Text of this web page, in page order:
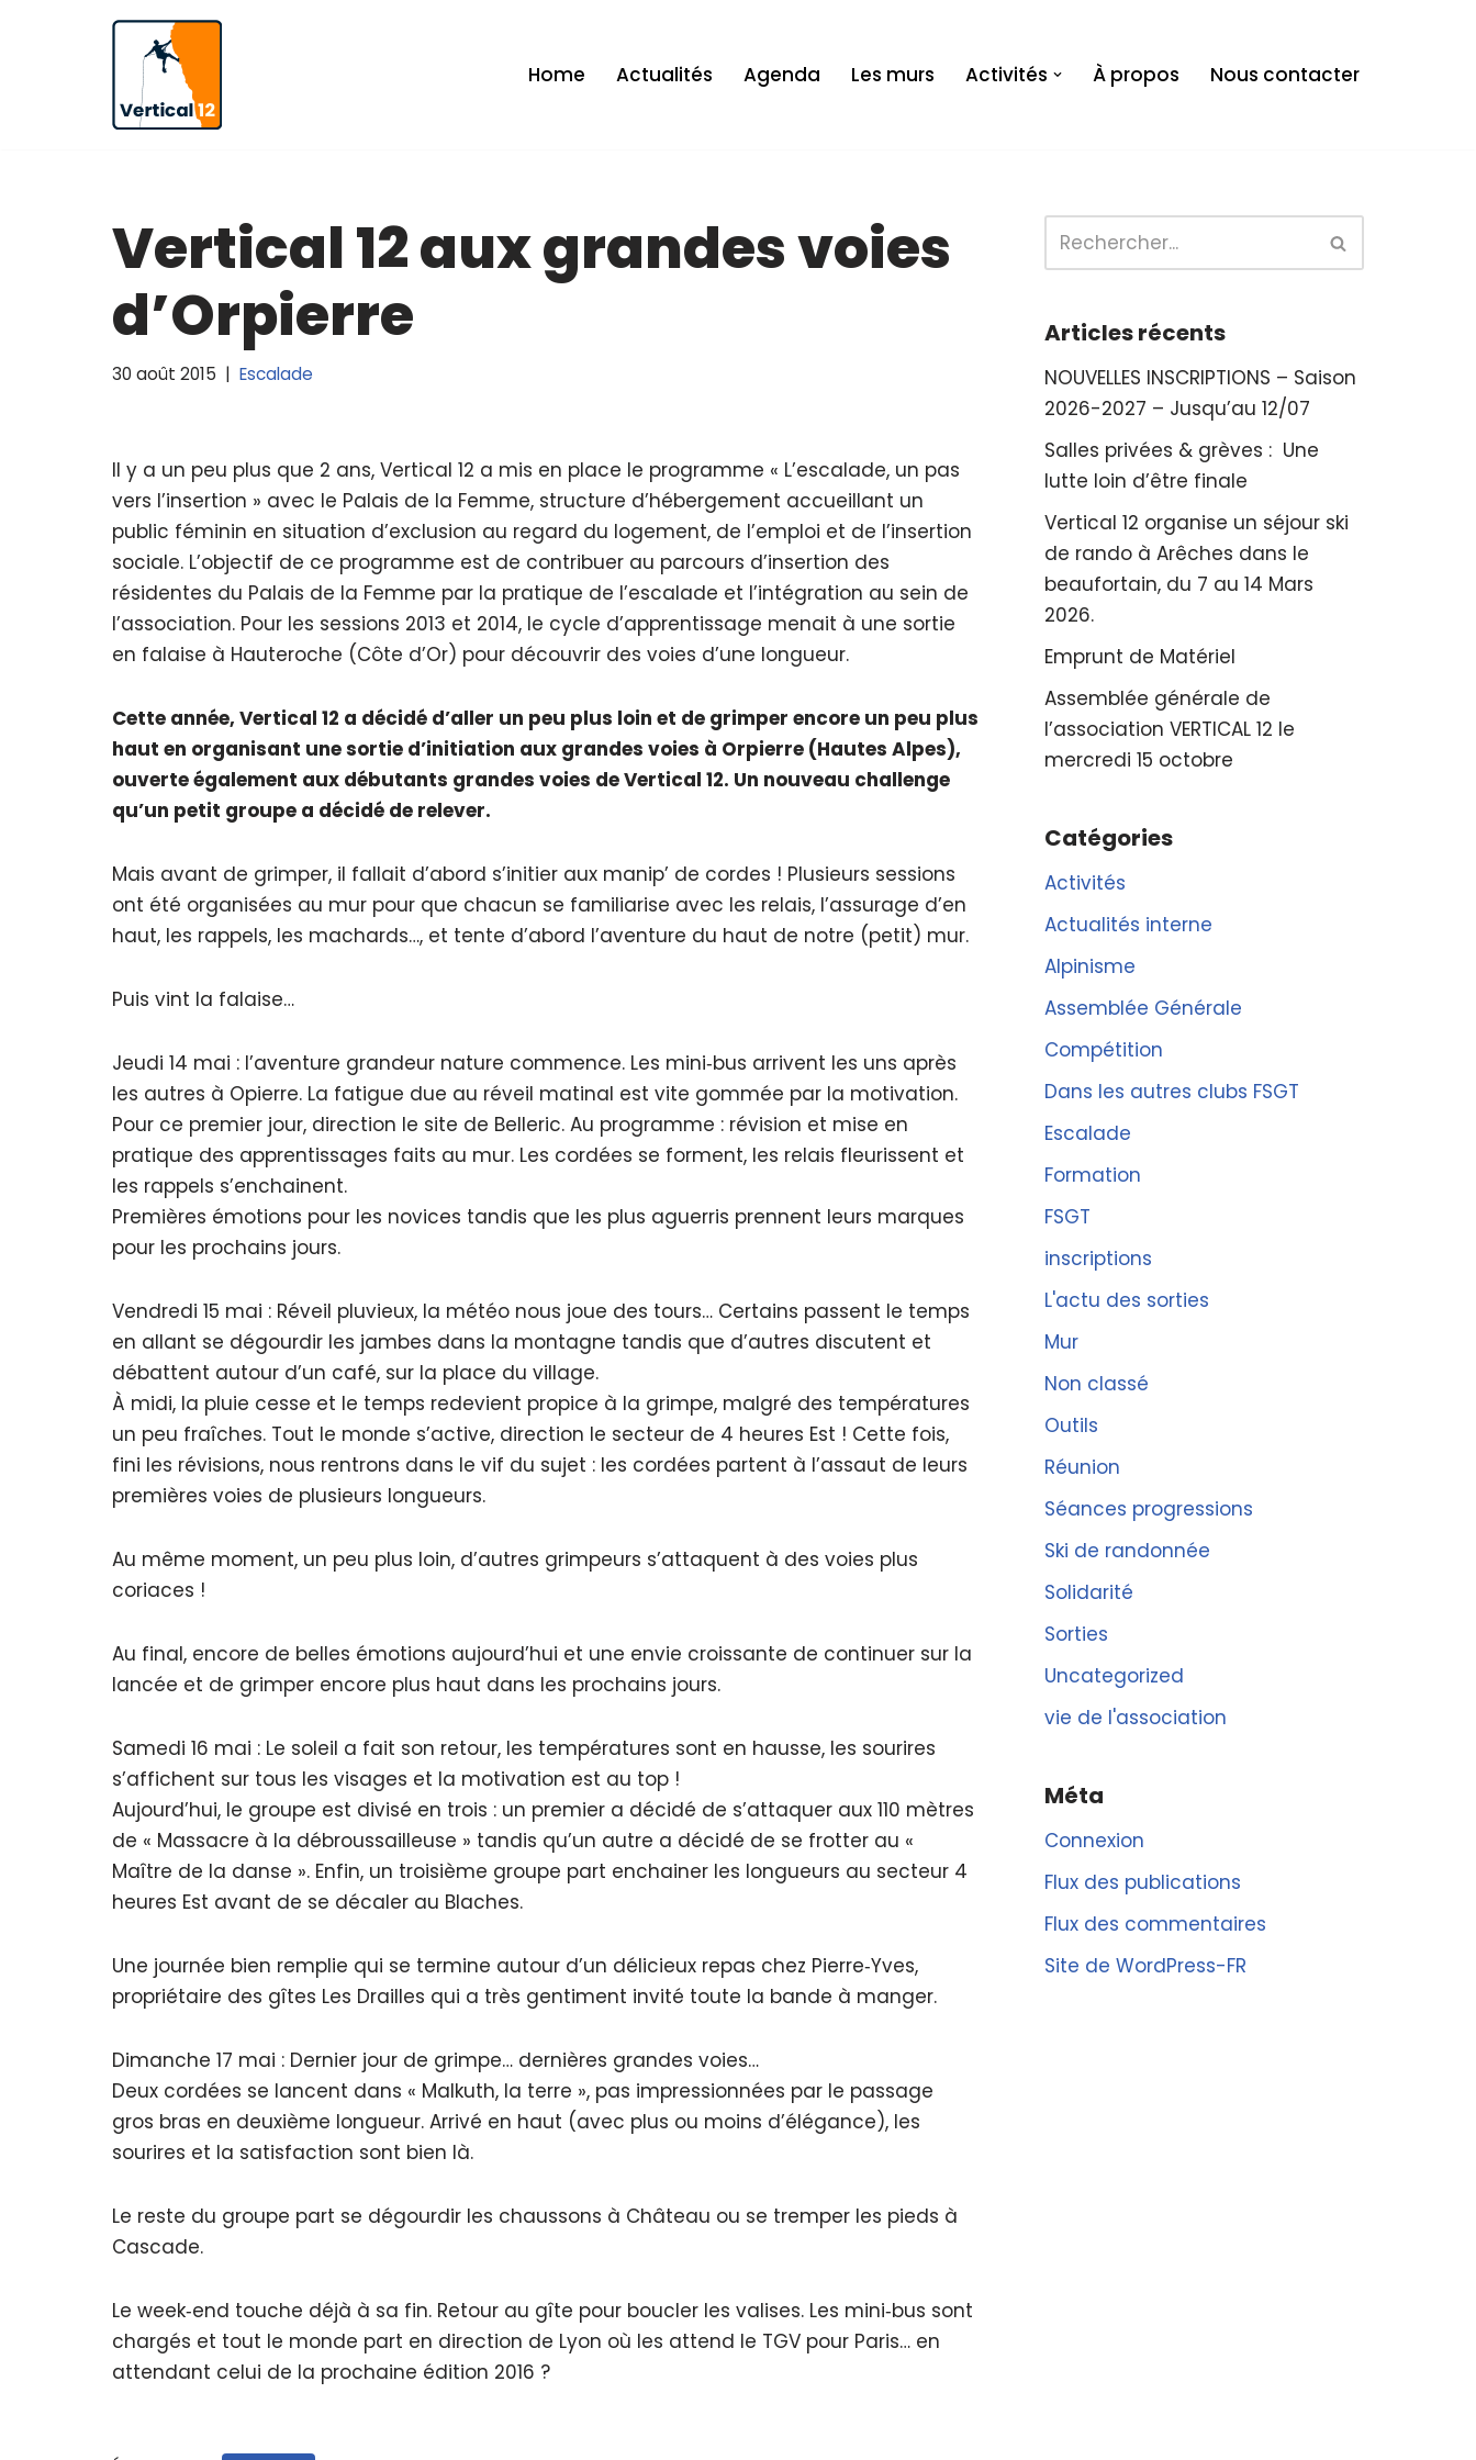
Home Actualités Agenda Les murs Activités À propos Nous contacter
Vertical 12 aux grandes voies
d’Orpierre
30 août 2015 Escalade
Il y a un peu plus que 2 ans, Vertical 12 a mis en place le programme « L’escalade, un pas
vers l’insertion » avec le Palais de la Femme, structure d’hébergement accueillant un
public féminin en situation d’exclusion au regard du logement, de l’emploi et de l’insertion
sociale. L’objectif de ce programme est de contribuer au parcours d’insertion des
résidentes du Palais de la Femme par la pratique de l’escalade et l’intégration au sein de
l’association. Pour les sessions 2013 et 2014, le cycle d’apprentissage menait à une sortie
en falaise à Hauteroche (Côte d’Or) pour découvrir des voies d’une longueur.
Cette année, Vertical 12 a décidé d’aller un peu plus loin et de grimper encore un peu plus
haut en organisant une sortie d’initiation aux grandes voies à Orpierre (Hautes Alpes),
ouverte également aux débutants grandes voies de Vertical 12. Un nouveau challenge
qu’un petit groupe a décidé de relever.
Mais avant de grimper, il fallait d’abord s’initier aux manip’ de cordes ! Plusieurs sessions
ont été organisées au mur pour que chacun se familiarise avec les relais, l’assurage d’en
haut, les rappels, les machards…, et tente d’abord l’aventure du haut de notre (petit) mur.
Puis vint la falaise…
Jeudi 14 mai : l’aventure grandeur nature commence. Les mini‐bus arrivent les uns après
les autres à Opierre. La fatigue due au réveil matinal est vite gommée par la motivation.
Pour ce premier jour, direction le site de Belleric. Au programme : révision et mise en
pratique des apprentissages faits au mur. Les cordées se forment, les relais fleurissent et
les rappels s’enchainent.
Premières émotions pour les novices tandis que les plus aguerris prennent leurs marques
pour les prochains jours.
Vendredi 15 mai : Réveil pluvieux, la météo nous joue des tours… Certains passent le temps
en allant se dégourdir les jambes dans la montagne tandis que d’autres discutent et
débattent autour d’un café, sur la place du village.
À midi, la pluie cesse et le temps redevient propice à la grimpe, malgré des températures
un peu fraîches. Tout le monde s’active, direction le secteur de 4 heures Est ! Cette fois,
fini les révisions, nous rentrons dans le vif du sujet : les cordées partent à l’assaut de leurs
premières voies de plusieurs longueurs.
Au même moment, un peu plus loin, d’autres grimpeurs s’attaquent à des voies plus
coriaces !
Au final, encore de belles émotions aujourd’hui et une envie croissante de continuer sur la
lancée et de grimper encore plus haut dans les prochains jours.
Samedi 16 mai : Le soleil a fait son retour, les températures sont en hausse, les sourires
s’affichent sur tous les visages et la motivation est au top !
Aujourd’hui, le groupe est divisé en trois : un premier a décidé de s’attaquer aux 110 mètres
de « Massacre à la débroussailleuse » tandis qu’un autre a décidé de se frotter au «
Maître de la danse ». Enfin, un troisième groupe part enchainer les longueurs au secteur 4
heures Est avant de se décaler au Blaches.
Une journée bien remplie qui se termine autour d’un délicieux repas chez Pierre‐Yves,
propriétaire des gîtes Les Drailles qui a très gentiment invité toute la bande à manger.
Dimanche 17 mai : Dernier jour de grimpe… dernières grandes voies…
Deux cordées se lancent dans « Malkuth, la terre », pas impressionnées par le passage
gros bras en deuxième longueur. Arrivé en haut (avec plus ou moins d’élégance), les
sourires et la satisfaction sont bien là.
Le reste du groupe part se dégourdir les chaussons à Château ou se tremper les pieds à
Cascade.
Le week‐end touche déjà à sa fin. Retour au gîte pour boucler les valises. Les mini‐bus sont
chargés et tout le monde part en direction de Lyon où les attend le TGV pour Paris… en
attendant celui de la prochaine édition 2016 ?
Articles récents
NOUVELLES INSCRIPTIONS – Saison
2026-2027 – Jusqu’au 12/07
Salles privées & grèves : Une
lutte loin d’être finale
Vertical 12 organise un séjour ski
de rando à Arêches dans le
beaufortain, du 7 au 14 Mars
2026.
Emprunt de Matériel
Assemblée générale de
l’association VERTICAL 12 le
mercredi 15 octobre
Catégories
Activités
Actualités interne
Alpinisme
Assemblée Générale
Compétition
Dans les autres clubs FSGT
Escalade
Formation
FSGT
inscriptions
L'actu des sorties
Mur
Non classé
Outils
Réunion
Séances progressions
Ski de randonnée
Solidarité
Sorties
Uncategorized
vie de l'association
Méta
Connexion
Flux des publications
Flux des commentaires
Site de WordPress-FR